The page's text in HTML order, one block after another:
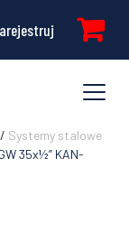
/ Systemy stalowe
35x½” KAN-